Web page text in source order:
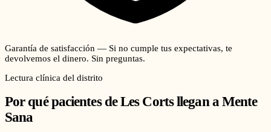
Garantía de satisfacción — Si no cumple tus expectativas, te
devolvemos el dinero. Sin preguntas.
Lectura clínica del distrito
Por qué pacientes deLes Cortsllegan a Mente
Sana